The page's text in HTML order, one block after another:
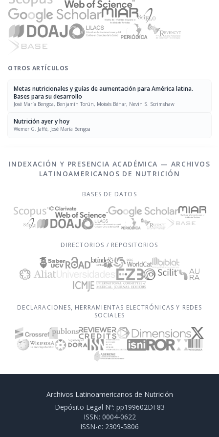
OTROS ARTÍCULOS
Metas nutricionales y guías de aumentación para América latina.
Bases para su desarrollo
José María Bengoa, Benjamín Torún, Moisés Béhar, Nevin S. Scrimshaw
Nutrición ayer y hoy
Wemer G. Jaffé, José María Bengoa
INDEXACIÓN Y PRESENCIA ACADÉMICA — ARCHIVOS
LATINOAMERICANOS DE NUTRICIÓN
BASES DE DATOS
DIRECTORIOS / REPOSITORIOS
DECLARACIONES, HERRAMIENTAS ELECTRÓNICAS Y REDES
SOCIALES
Archivos Latinoamericanos de Nutrición
Depósito Legal Nº: pp199602DF83
ISSN: 0004-0622
ISSN-e: 2309-5806